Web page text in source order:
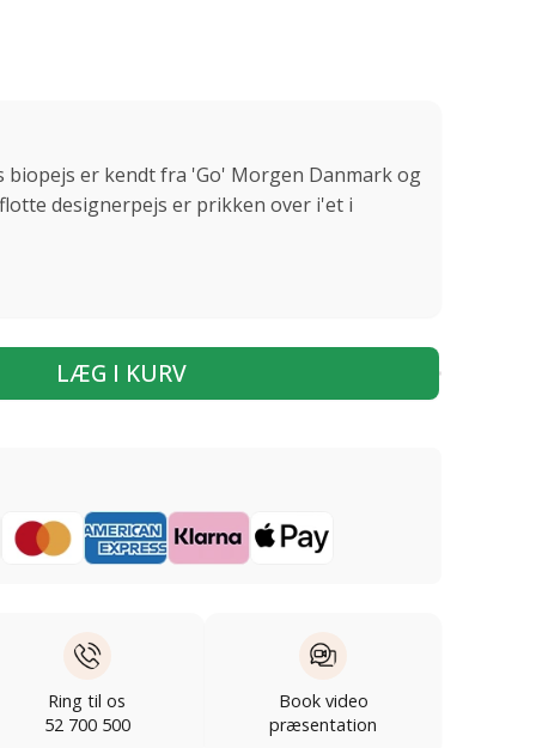
biopejs er kendt fra 'Go' Morgen Danmark og
designerpejs er prikken over i'et i
LÆG I KURV
Ring til os
52 700 500
Book video
præsentation